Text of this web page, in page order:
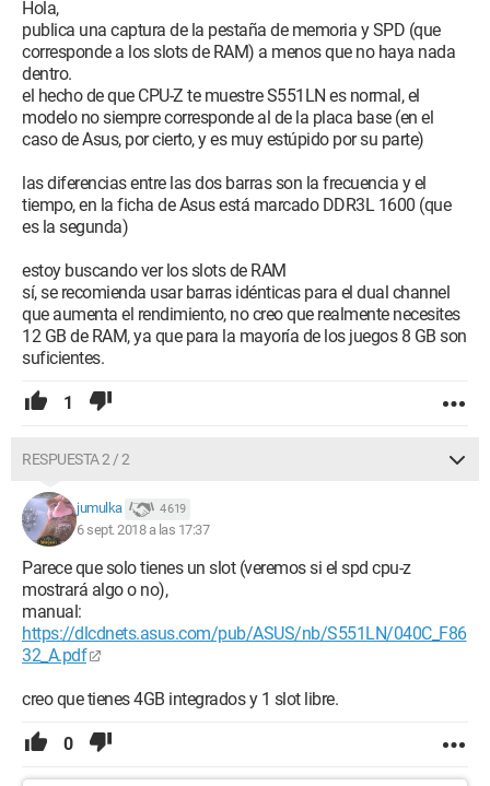
Hola,
publica una captura de la pestaña de memoria y SPD (que
corresponde a los slots de RAM) a menos que no haya nada
dentro.
el hecho de que CPU-Z te muestre S551LN es normal, el
modelo no siempre corresponde al de la placa base (en el
caso de Asus, por cierto, y es muy estúpido por su parte)
las diferencias entre las dos barras son la frecuencia y el
tiempo, en la ficha de Asus está marcado DDR3L 1600 (que
es la segunda)
estoy buscando ver los slots de RAM
sí, se recomienda usar barras idénticas para el dual channel
que aumenta el rendimiento, no creo que realmente necesites
12 GB de RAM, ya que para la mayoría de los juegos 8 GB son
suficientes.
1
RESPUESTA 2 / 2
jumulka 4 619
6 sept. 2018 a las 17:37
Parece que solo tienes un slot (veremos si el spd cpu-z
mostrará algo o no),
manual:
https://dlcdnets.asus.com/pub/ASUS/nb/S551LN/040C_F86
32_A.pdf
creo que tienes 4GB integrados y 1 slot libre.
0